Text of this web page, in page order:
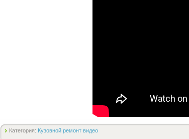
Категория: Кузовной ремонт видео